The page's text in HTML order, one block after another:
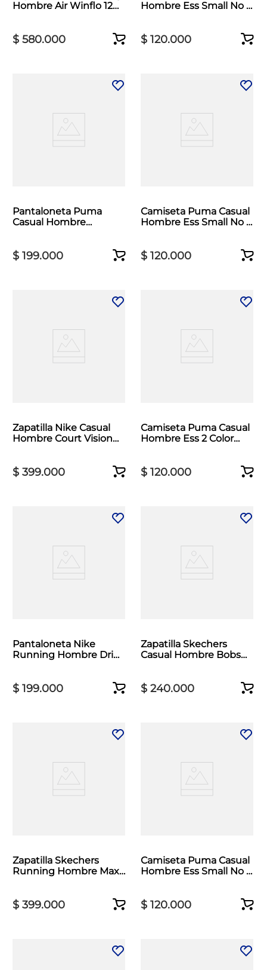
Hombre Air Winflo 12
$ 580.000
Hombre Ess Small No 1
$ 120.000
Pantaloneta Puma
Casual Hombre
$ 199.000
Camiseta Puma Casual
Hombre Ess Small No 1
$ 120.000
Zapatilla Nike Casual
Hombre Court Vision
$ 399.000
Camiseta Puma Casual
Hombre Ess 2 Color
$ 120.000
Pantaloneta Nike
Running Hombre Dri
$ 199.000
Zapatilla Skechers
Casual Hombre Bobs
$ 240.000
Zapatilla Skechers
Running Hombre Max
$ 399.000
Camiseta Puma Casual
Hombre Ess Small No 1
$ 120.000